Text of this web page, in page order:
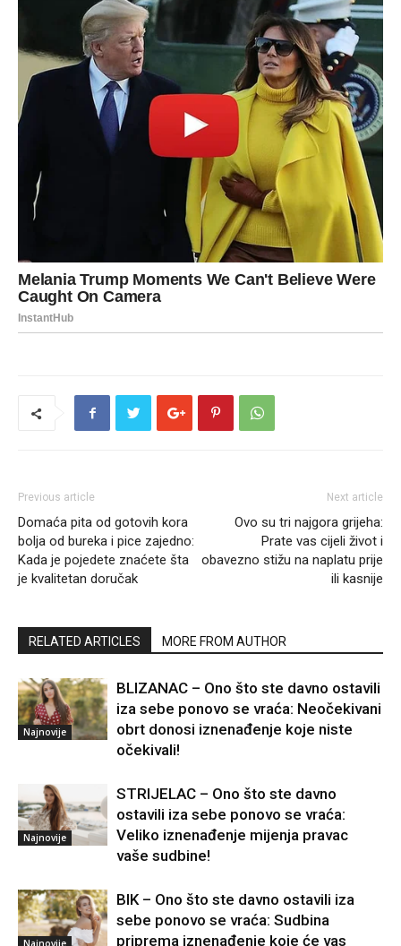
Previous article
Domaća pita od gotovih kora
bolja od bureka i pice zajedno:
Kada je pojedete znaćete šta
je kvalitetan doručak
Next article
Ovo su tri najgora grijeha:
Prate vas cijeli život i
obavezno stižu na naplatu prije
ili kasnije
RELATED ARTICLES MORE FROM AUTHOR
Najnovije
BLIZANAC – Ono što ste davno ostavili
iza sebe ponovo se vraća: Neočekivani
obrt donosi iznenađenje koje niste
očekivali!
Najnovije
STRIJELAC – Ono što ste davno
ostavili iza sebe ponovo se vraća:
Veliko iznenađenje mijenja pravac
vaše sudbine!
Najnovije
BIK – Ono što ste davno ostavili iza
sebe ponovo se vraća: Sudbina
priprema iznenađenje koje će vas